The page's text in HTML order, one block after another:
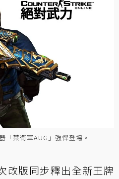
「禁衛軍AUG」強悍登場。
改版同步釋出全新王牌